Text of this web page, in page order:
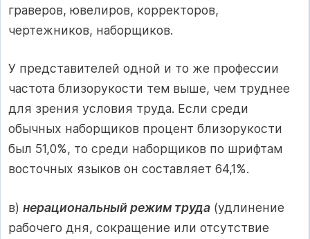
граверов, ювелиров, корректоров,
чертежников, наборщиков.
У представителей одной и то же профессии
частота близорукости тем выше, чем труднее
для зрения условия труда. Если среди
обычных наборщиков процент близорукости
был 51,0%, то среди наборщиков по шрифтам
восточных языков он составляет 64,1%.
в) нерациональный режим труда (удлинение
рабочего дня, сокращение или отсутствие